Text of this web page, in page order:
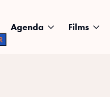
Agenda Films